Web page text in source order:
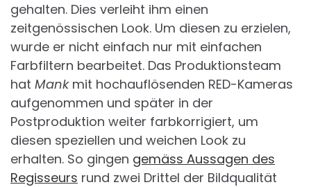
gehalten. Dies verleiht ihm einen
zeitgenössischen Look. Um diesen zu erzielen,
wurde er nicht einfach nur mit einfachen
Farbfiltern bearbeitet. Das Produktionsteam
hat Mank mit hochauflösenden RED-Kameras
aufgenommen und später in der
Postproduktion weiter farbkorrigiert, um
diesen speziellen und weichen Look zu
erhalten. So gingen gemäss Aussagen des
Regisseurs rund zwei Drittel der Bildqualität